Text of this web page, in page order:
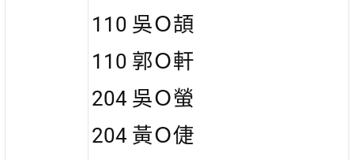
110 吳Ｏ頡
110 郭Ｏ軒
204 吳Ｏ螢
204 黃Ｏ倢